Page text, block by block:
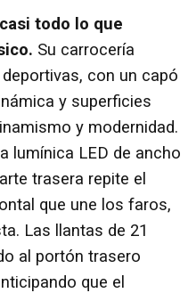
todo lo que
Su carrocería
con un capó
y superficies
y modernidad.
lumínica LED de ancho
trasera repite el
que une los faros,
Las llantas de 21
al portón trasero
que el